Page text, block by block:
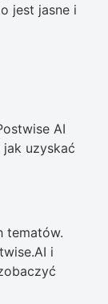
jest jasne i
AI
uzyskać
tematów.
i